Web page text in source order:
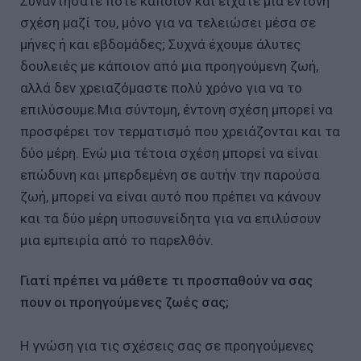
σχέση μαζί του, μόνο για να τελειώσει μέσα σε
μήνες ή και εβδομάδες; Συχνά έχουμε άλυτες
δουλειές με κάποιον από μια προηγούμενη ζωή,
αλλά δεν χρειαζόμαστε πολύ χρόνο για να το
επιλύσουμε.Μια σύντομη, έντονη σχέση μπορεί να
προσφέρει τον τερματισμό που χρειάζονται και τα
δύο μέρη. Ενώ μια τέτοια σχέση μπορεί να είναι
επώδυνη και μπερδεμένη σε αυτήν την παρούσα
ζωή, μπορεί να είναι αυτό που πρέπει να κάνουν
και τα δύο μέρη υποσυνείδητα για να επιλύσουν
μια εμπειρία από το παρελθόν.
Γιατί πρέπει να μάθετε τι προσπαθούν να σας
πουν οι προηγούμενες ζωές σας;
Η γνώση για τις σχέσεις σας σε προηγούμενες